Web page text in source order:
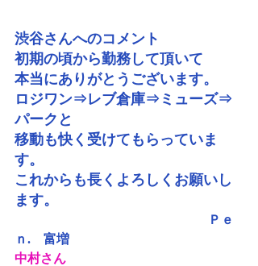
渋谷さんへのコメント
初期の頃から勤務して頂いて
本当にありがとうございます。
ロジワン⇒レブ倉庫⇒ミューズ⇒
パークと
移動も快く受けてもらっていま
す。
これからも長くよろしくお願いし
ます。
Ｐｅ
ｎ.　富増
中村さん